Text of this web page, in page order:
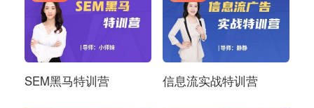
SEM黑马特训营 信息流实战特训营